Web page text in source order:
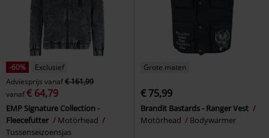
-60%
Exclusief
Adviesprijs vanaf€ 161,99
vanaf€ 64,79
EMP Signature Collection -
Fleecefutter
Motörhead
Tussenseizoensjas
Grote maten
€ 75,99
Brandit Bastards - Ranger Vest
Motörhead
Bodywarmer